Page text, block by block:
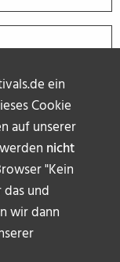
ein
Cookie
auf unserer
nicht
"Kein
und
wir dann